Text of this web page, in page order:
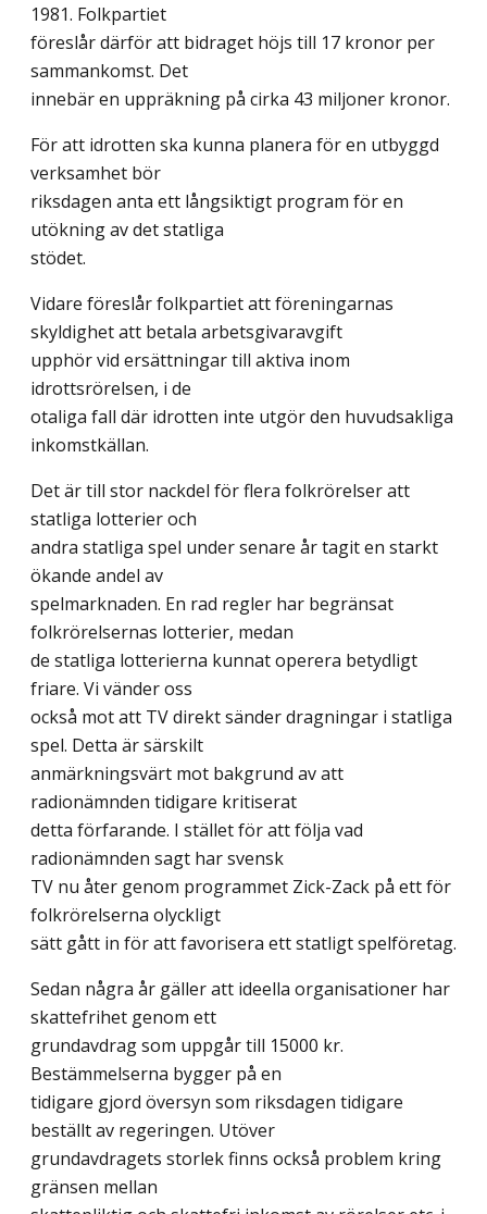
1981. Folkpartiet
föreslår därför att bidraget höjs till 17 kronor per
sammankomst. Det
innebär en uppräkning på cirka 43 miljoner kronor.
För att idrotten ska kunna planera för en utbyggd
verksamhet bör
riksdagen anta ett långsiktigt program för en
utökning av det statliga
stödet.
Vidare föreslår folkpartiet att föreningarnas
skyldighet att betala arbetsgivaravgift
upphör vid ersättningar till aktiva inom
idrottsrörelsen, i de
otaliga fall där idrotten inte utgör den huvudsakliga
inkomstkällan.
Det är till stor nackdel för flera folkrörelser att
statliga lotterier och
andra statliga spel under senare år tagit en starkt
ökande andel av
spelmarknaden. En rad regler har begränsat
folkrörelsernas lotterier, medan
de statliga lotterierna kunnat operera betydligt
friare. Vi vänder oss
också mot att TV direkt sänder dragningar i statliga
spel. Detta är särskilt
anmärkningsvärt mot bakgrund av att
radionämnden tidigare kritiserat
detta förfarande. I stället för att följa vad
radionämnden sagt har svensk
TV nu åter genom programmet Zick-Zack på ett för
folkrörelserna olyckligt
sätt gått in för att favorisera ett statligt spelföretag.
Sedan några år gäller att ideella organisationer har
skattefrihet genom ett
grundavdrag som uppgår till 15000 kr.
Bestämmelserna bygger på en
tidigare gjord översyn som riksdagen tidigare
beställt av regeringen. Utöver
grundavdragets storlek finns också problem kring
gränsen mellan